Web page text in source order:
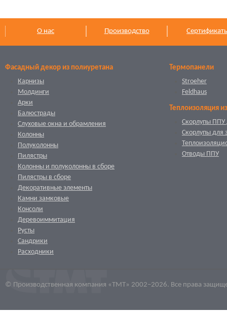
О нас Производство
Фасадный декор из полиуретана
Карнизы
Молдинги
Арки
Балюстрады
Слуховые окна и обрамления
Колонны
Полуколонны
Пилястры
Колонны и полуколонны в сборе
Пилястры в сборе
Декоративные элементы
Камни замковые
Консоли
Деревоиммитация
Русты
Сандрики
Расходники
Термопанели
Stroeher
Feldhaus
Теплоизоляция
Скорлупы ППУ
Скорлупы для
Отводы ППУ
© Производственная компания «ТМТ» 2002–2026. Все права